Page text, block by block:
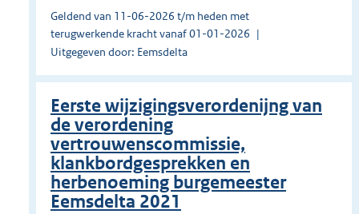
Geldend van 11-06-2026 t/m heden met
terugwerkende kracht vanaf 01-01-2026
Uitgegeven door: Eemsdelta
Eerste wijzigingsverordenijng van
de verordening
vertrouwenscommissie,
klankbordgesprekken en
herbenoeming burgemeester
Eemsdelta 2021